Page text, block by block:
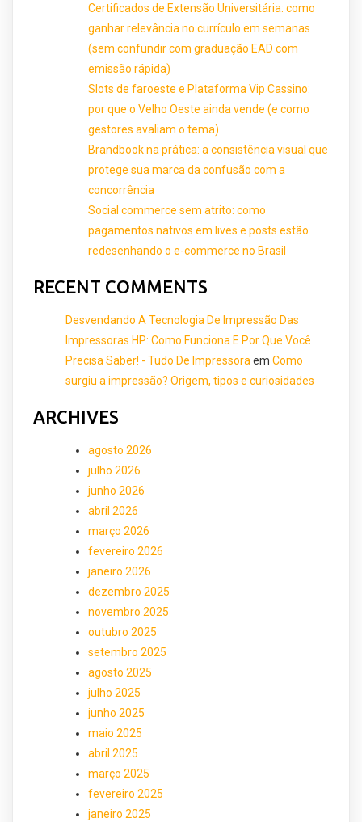
Certificados de Extensão Universitária: como
ganhar relevância no currículo em semanas
(sem confundir com graduação EAD com
emissão rápida)
Slots de faroeste e Plataforma Vip Cassino:
por que o Velho Oeste ainda vende (e como
gestores avaliam o tema)
Brandbook na prática: a consistência visual que
protege sua marca da confusão com a
concorrência
Social commerce sem atrito: como
pagamentos nativos em lives e posts estão
redesenhando o e-commerce no Brasil
RECENT COMMENTS
Desvendando A Tecnologia De Impressão Das
Impressoras HP: Como Funciona E Por Que Você
Precisa Saber! - Tudo De Impressora em Como
surgiu a impressão? Origem, tipos e curiosidades
ARCHIVES
agosto 2026
julho 2026
junho 2026
abril 2026
março 2026
fevereiro 2026
janeiro 2026
dezembro 2025
novembro 2025
outubro 2025
setembro 2025
agosto 2025
julho 2025
junho 2025
maio 2025
abril 2025
março 2025
fevereiro 2025
janeiro 2025